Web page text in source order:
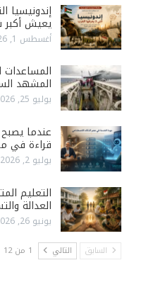
إندونيسيا
يعيش
أغسطس 1, 2026
المساعدات
المشهد
يوليو 25, 2026
عندما
قراءة في
يوليو 2, 2026
التعليم
العدالة
يونيو 26, 2026
السابق التالي 1 من 12